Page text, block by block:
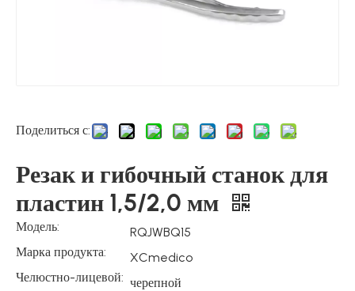
Поделиться с:
Резак и гибочный станок для
пластин 1,5/2,0 мм
Модель:
RQJWBQ15
Марка продукта:
XCmedico
Челюстно-лицевой: черепной